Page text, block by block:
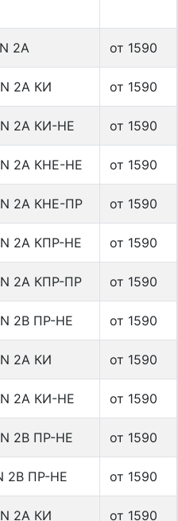
2A от 1590
2A КИ от 1590
2A КИ-НЕ от 1590
2A КНЕ-НЕ от 1590
2A КНЕ-ПР от 1590
2A КПР-НЕ от 1590
2A КПР-ПР от 1590
2B ПР-НЕ от 1590
2A КИ от 1590
2A КИ-НЕ от 1590
2B ПР-НЕ от 1590
2B ПР-НЕ от 1590
2A КИ от 1590